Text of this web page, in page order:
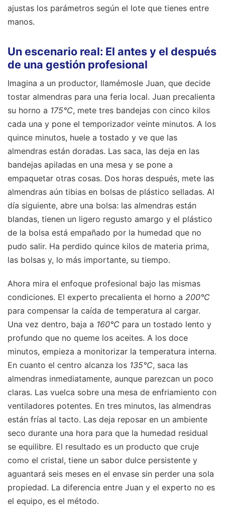
ajustas los parámetros según el lote que tienes entre
manos.
Un escenario real: El antes y el después
de una gestión profesional
Imagina a un productor, llamémosle Juan, que decide
tostar almendras para una feria local. Juan precalienta
su horno a 175°C, mete tres bandejas con cinco kilos
cada una y pone el temporizador veinte minutos. A los
quince minutos, huele a tostado y ve que las
almendras están doradas. Las saca, las deja en las
bandejas apiladas en una mesa y se pone a
empaquetar otras cosas. Dos horas después, mete las
almendras aún tibias en bolsas de plástico selladas. Al
día siguiente, abre una bolsa: las almendras están
blandas, tienen un ligero regusto amargo y el plástico
de la bolsa está empañado por la humedad que no
pudo salir. Ha perdido quince kilos de materia prima,
las bolsas y, lo más importante, su tiempo.
Ahora mira el enfoque profesional bajo las mismas
condiciones. El experto precalienta el horno a 200°C
para compensar la caída de temperatura al cargar.
Una vez dentro, baja a 160°C para un tostado lento y
profundo que no queme los aceites. A los doce
minutos, empieza a monitorizar la temperatura interna.
En cuanto el centro alcanza los 135°C, saca las
almendras inmediatamente, aunque parezcan un poco
claras. Las vuelca sobre una mesa de enfriamiento con
ventiladores potentes. En tres minutos, las almendras
están frías al tacto. Las deja reposar en un ambiente
seco durante una hora para que la humedad residual
se equilibre. El resultado es un producto que cruje
como el cristal, tiene un sabor dulce persistente y
aguantará seis meses en el envase sin perder una sola
propiedad. La diferencia entre Juan y el experto no es
el equipo, es el método.